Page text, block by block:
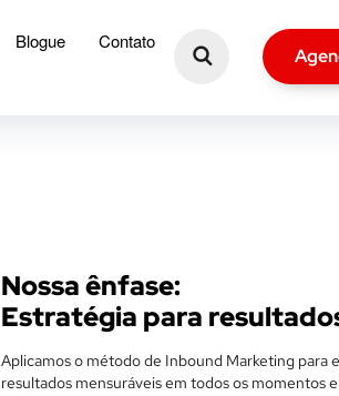
Blogue Contato
Nossa ênfase:
Estratégia para
Aplicamos o método de Inbound Marketing para
resultados mensuráveis em todos os momentos